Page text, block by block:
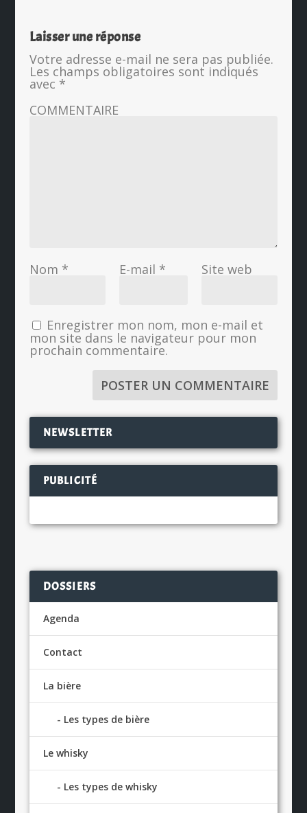
Laisser une réponse
Votre adresse e-mail ne sera pas publiée.
Les champs obligatoires sont indiqués
avec *
COMMENTAIRE
Nom * E-mail * Site web
Enregistrer mon nom, mon e-mail et
mon site dans le navigateur pour mon
prochain commentaire.
NEWSLETTER
PUBLICITÉ
DOSSIERS
Agenda
Contact
La bière
Les types de bière
Le whisky
Les types de whisky